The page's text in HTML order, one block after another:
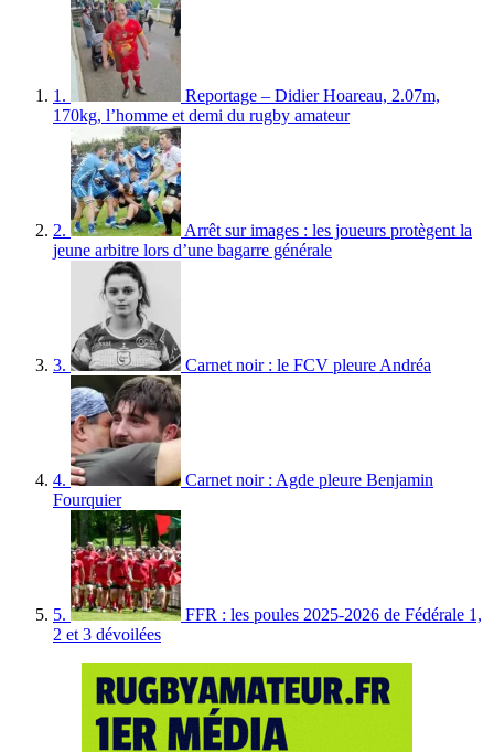
1.
Reportage – Didier Hoareau, 2.07m,
170kg, l’homme et demi du rugby amateur
2.
Arrêt sur images : les joueurs protègent la
jeune arbitre lors d’une bagarre générale
3. Carnet noir : le FCV pleure Andréa
4.
Carnet noir : Agde pleure Benjamin
Fourquier
5.
FFR : les poules 2025-2026 de Fédérale 1,
2 et 3 dévoilées